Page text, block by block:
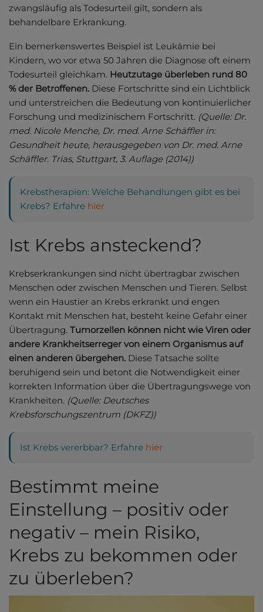
zwangsläufig als Todesurteil gilt, sondern als
behandelbare Erkrankung.
Ein bemerkenswertes Beispiel ist Leukämie bei
Kindern, wo vor etwa 50 Jahren die Diagnose oft einem
Todesurteil gleichkam. Heutzutage überleben rund 80
% der Betroffenen. Diese Fortschritte sind ein Lichtblick
und unterstreichen die Bedeutung von kontinuierlicher
Forschung und medizinischem Fortschritt. (Quelle: Dr.
med. Nicole Menche, Dr. med. Arne Schäffler in:
Gesundheit heute, herausgegeben von Dr. med. Arne
Schäffler. Trias, Stuttgart, 3. Auflage (2014))
Krebstherapien: Welche Behandlungen gibt es bei
Krebs? Erfahre hier
Ist Krebs ansteckend?
Krebserkrankungen sind nicht übertragbar zwischen
Menschen oder zwischen Menschen und Tieren. Selbst
wenn ein Haustier an Krebs erkrankt und engen
Kontakt mit Menschen hat, besteht keine Gefahr einer
Übertragung. Tumorzellen können nicht wie Viren oder
andere Krankheitserreger von einem Organismus auf
einen anderen übergehen. Diese Tatsache sollte
beruhigend sein und betont die Notwendigkeit einer
korrekten Information über die Übertragungswege von
Krankheiten. (Quelle: Deutsches
Krebsforschungszentrum (DKFZ))
Ist Krebs vererbbar? Erfahre hier
Bestimmt meine
Einstellung – positiv oder
negativ – mein Risiko,
Krebs zu bekommen oder
zu überleben?